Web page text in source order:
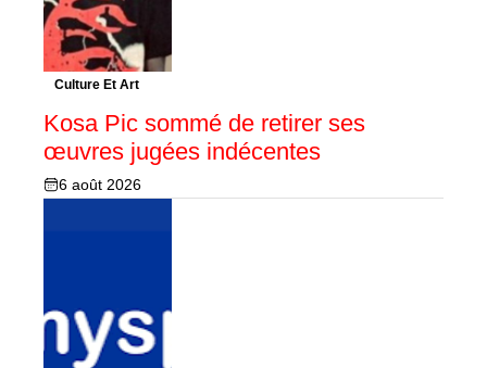
Culture Et Art
Kosa Pic sommé de retirer ses
œuvres jugées indécentes
6 août 2026